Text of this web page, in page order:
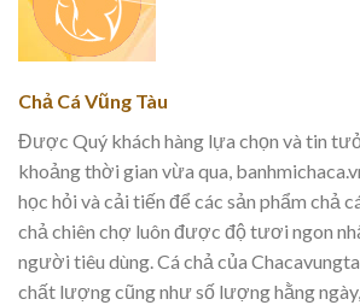
Chả Cá Vũng Tàu
Được Quý khách hàng lựa chọn và tin
khoảng thời gian vừa qua,
học hỏi và cải tiến để các sản phẩm chả
chả chiên chợ luôn được độ tươi ngon
người tiêu dùng. Cá chả của
chất lượng cũng như số lượng hằng